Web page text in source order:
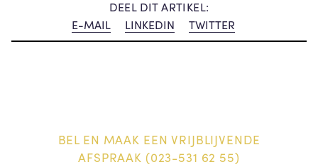
DEEL DIT ARTIKEL:
E-MAIL
LINKEDIN TWITTER
BEL EN MAAK EEN VRIJBLIJVENDE
AFSPRAAK (023-531 62 55)